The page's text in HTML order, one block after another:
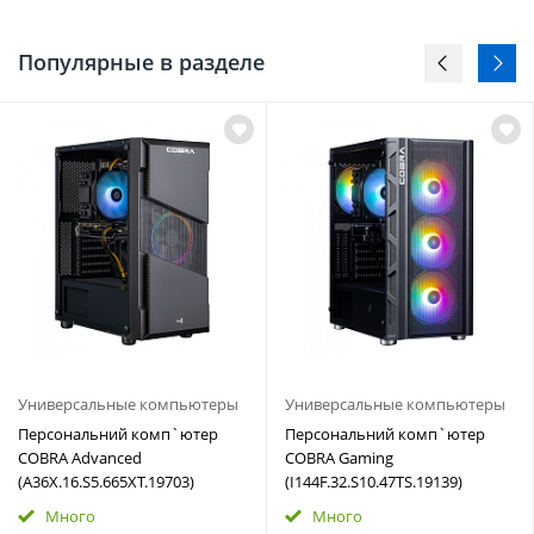
Популярные в разделе
Универсальные компьютеры
Персональний комп`ютер
COBRA Advanced
(A36X.16.S5.665XT.19703)
Много
Универсальные компьютеры
Персональний комп`ютер
COBRA Gaming
(I144F.32.S10.47TS.19139)
Много